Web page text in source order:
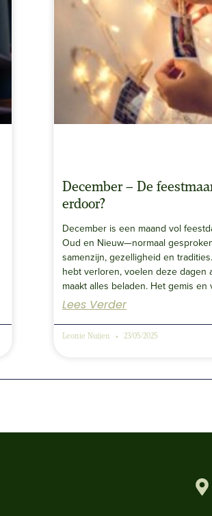
December – De
erdoor?
December is een maand vol
Oud en Nieuw—normaal
samenzijn, gezelligheid en
hebt verloren, voelen deze dagen
maakt alles beladen. Het gemis
Lees Verder
Leonie Nuijen 23/05/2025